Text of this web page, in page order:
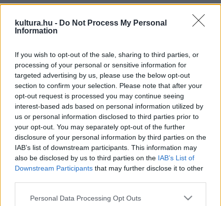
kultura.hu - Do Not Process My Personal
Information
If you wish to opt-out of the sale, sharing to third parties, or
processing of your personal or sensitive information for
targeted advertising by us, please use the below opt-out
section to confirm your selection. Please note that after your
opt-out request is processed you may continue seeing
interest-based ads based on personal information utilized by
us or personal information disclosed to third parties prior to
your opt-out. You may separately opt-out of the further
disclosure of your personal information by third parties on the
IAB’s list of downstream participants. This information may
also be disclosed by us to third parties on the IAB’s List of
Downstream Participants that may further disclose it to other
Please note that this website/app uses one or more Google
Personal Data Processing Opt Outs
külügyminiszter, Charles Maurice de Talleyrand-Périgord
herceg ideiglenes kormányt hoz létre, amely I. Napóleont, a
franciák császárát trónfosztottnak nyilvánítja. A
amikor a Gebhard Leberecht Blücher von Wahlstatt
vezértábornagy vezette porosz, illetve a Karl Philipp
Schwarzenberg herceg tábornagy vezette osztrák
főseregek Kaubnál és Bázelnél átlépték a Rajnát. Néhány
kisebb győztes csata ellenére Napóleon nem tudott döntő
győzelmet aratni. Ezzel egy időben a brit hadvezér, Arthur
Wellesley (Wellingon hercege) irányítása alatt álló spanyol és
brit csapatkötelékek Dél-Franciaországból Párizs irányába
haladtak. A szövetséges Poroszország, Ausztria,
katonájával Napóleon csak 120 000 emberből verbuvált